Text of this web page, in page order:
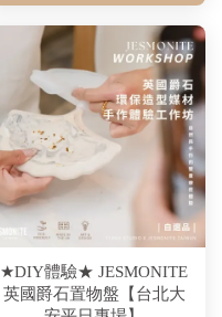
★DIY體驗★ JESMONITE
英國爵石置物盤【台北大